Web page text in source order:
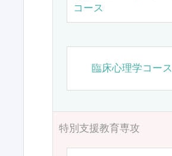
コース
臨床心理学コース
特別支援教育専攻